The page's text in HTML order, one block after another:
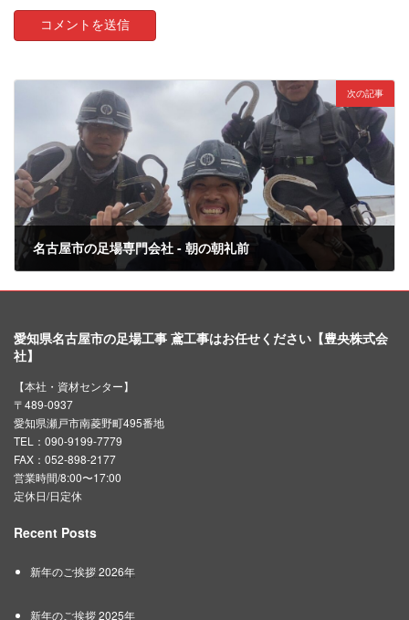
次の記事
名古屋市の足場専門会社 - 朝の朝礼前
愛知県名古屋市の足場工事 鳶工事はお任せください【豊央株式会
社】
【本社・資材センター】
〒489-0937
愛知県瀬戸市南菱野町495番地
TEL：090-9199-7779
FAX：052-898-2177
営業時間/8:00〜17:00
定休日/日定休
Recent Posts
新年のご挨拶 2026年
新年のご挨拶 2025年